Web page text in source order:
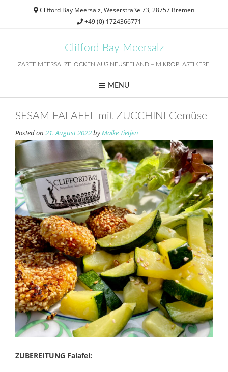
Clifford Bay Meersalz, Weserstraße 73, 28757 Bremen
+49 (0) 1724366771
Clifford Bay Meersalz
ZARTE MEERSALZFLOCKEN AUS NEUSEELAND – MIKROPLASTIKFREI
MENU
SESAM FALAFEL mit ZUCCHINI Gemüse
Posted on 21. August 2022byMaike Tietjen
ZUBEREITUNG Falafel: